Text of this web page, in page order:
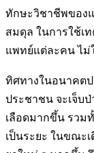
ทักษะวิชาชีพของแ
สมดุล ในการใช้เ
แพทย์แต่ละคน ไม่
ทิศทางในอนาคตป
ประชาชน จะเจ็บ
เลือดมากขึ้น รวม
เป็นระยะ ในขณะ